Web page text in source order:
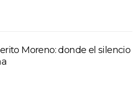
Moreno: donde el silencio